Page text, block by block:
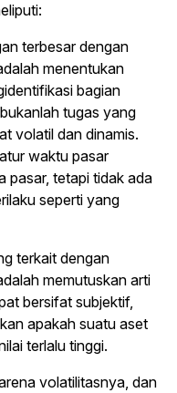
terbesar dengan
menentukan
bagian
tugas yang
volatil dan dinamis.
waktu pasar
pasar, tetapi tidak ada
seperti yang
terkait dengan
memutuskan arti
bersifat subjektif,
apakah suatu aset
terlalu tinggi.
volatilitasnya, dan